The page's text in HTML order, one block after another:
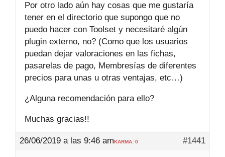
Por otro lado aún hay cosas que me gustaría
tener en el directorio que supongo que no
puedo hacer con Toolset y necesitaré algún
plugin externo, no? (Como que los usuarios
puedan dejar valoraciones en las fichas,
pasarelas de pago, Membresías de diferentes
precios para unas u otras ventajas, etc…)
¿Alguna recomendación para ello?
Muchas gracias!!
26/06/2019 a las 9:46 am #1441
KARMA: 0